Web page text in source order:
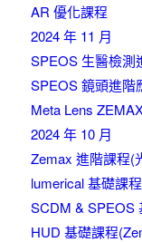
AR 優化課程
2024 年 11 月
SPEOS 生醫檢測
SPEOS 鏡頭進階
Meta Lens
2024 年 10 月
Zemax 進階課程(
lumerical 基礎課程
SCDM & SPEOS
HUD 基礎課程